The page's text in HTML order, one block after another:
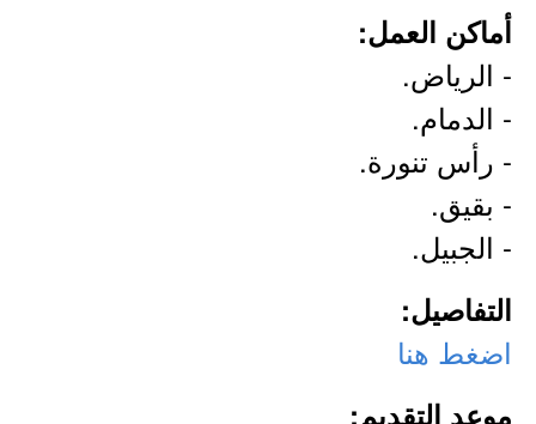
أماكن العمل:
- الرياض.
- الدمام.
- رأس تنورة.
- بقيق.
- الجبيل.
التفاصيل:
اضغط هنا
موعد التقديم: